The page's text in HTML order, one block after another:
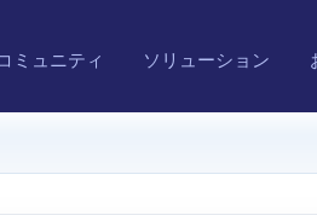
ミュニティ ソリューション